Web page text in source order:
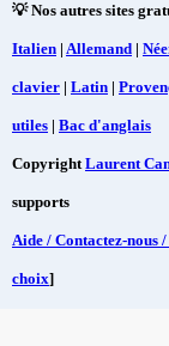
💡 Nos autres sites
Italien | Allemand |
clavier | Latin |
utiles | Bac d'anglais
CopyrightLaurent
supports
Aide / Contactez-nous
choix]